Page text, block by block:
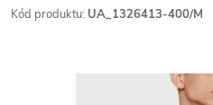
Kód produktu: UA_1326413-400/M